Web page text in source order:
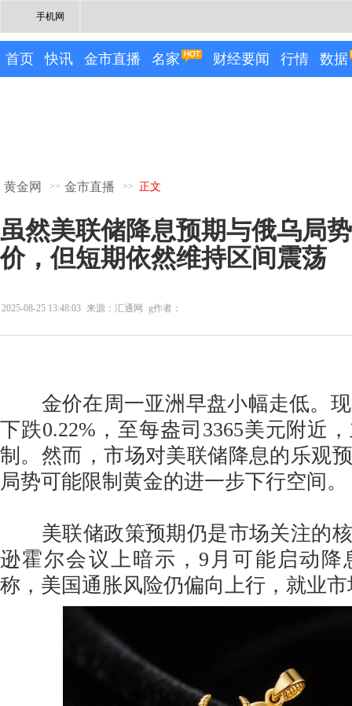
手机网
首页 快讯 金市直播 名家 财经要闻 行情 数据
黄金网 >> 金市直播 >> 正文
虽然美联储降息预期与俄乌局
价，但短期依然维持区间震荡
2025-08-25 13:48:03 来源：汇通网 g作者：
金价在周一亚洲早盘小幅走低。现
下跌0.22%，至每盎司3365美元附近
制。然而，市场对美联储降息的乐观
局势可能限制黄金的进一步下行空间。
美联储政策预期仍是市场关注的核
逊霍尔会议上暗示，9月可能启动降
称，美国通胀风险仍偏向上行，就业